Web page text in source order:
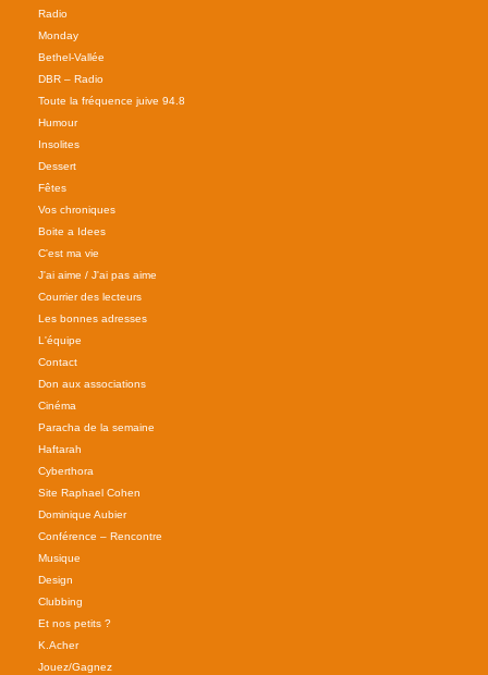
Radio
Monday
Bethel-Vallée
DBR – Radio
Toute la fréquence juive 94.8
Humour
Insolites
Dessert
Fêtes
Vos chroniques
Boite a Idees
C'est ma vie
J'ai aime / J'ai pas aime
Courrier des lecteurs
Les bonnes adresses
L'équipe
Contact
Don aux associations
Cinéma
Paracha de la semaine
Haftarah
Cyberthora
Site Raphael Cohen
Dominique Aubier
Conférence – Rencontre
Musique
Design
Clubbing
Et nos petits ?
K.Acher
Jouez/Gagnez